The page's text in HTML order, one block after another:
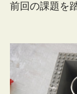
前回の課題を